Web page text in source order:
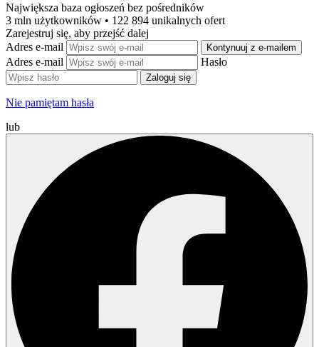
Największa baza ogłoszeń bez pośredników
3 mln użytkowników • 122 894 unikalnych ofert
Zarejestruj się, aby przejść dalej
Adres e-mail
Kontynuuj z e-mailem
Adres e-mail Hasło
Zaloguj się
Nie pamiętam hasła
lub